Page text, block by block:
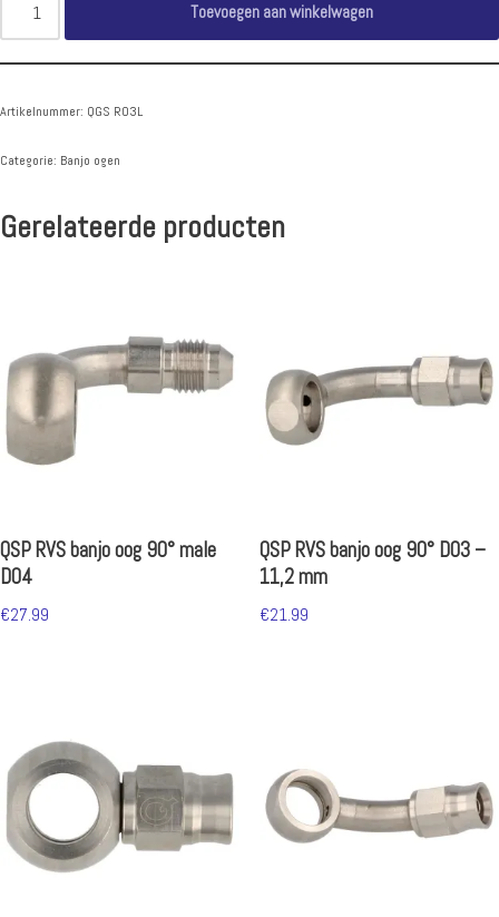
Toevoegen aan winkelwagen
Artikelnummer: QGS RO3L
Categorie: Banjo ogen
Gerelateerde producten
QSP RVS banjo oog 90° male
D04
€27.99
QSP RVS banjo oog 90° D03 –
11,2 mm
€21.99